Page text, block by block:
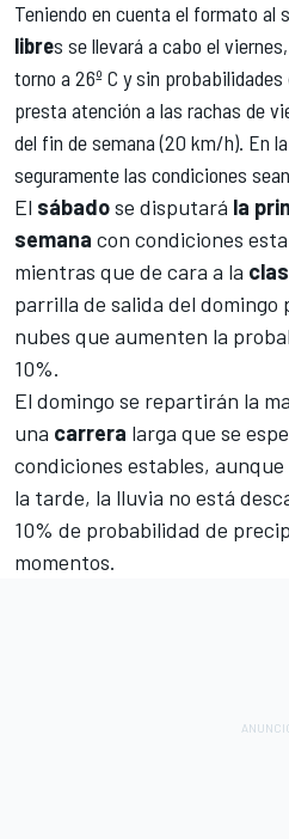
Teniendo en cuenta el formato al
libres se llevará a cabo el
torno a 26º C y sin
presta atención a las rachas de
del fin de semana (20 km/h). En la
seguramente las condiciones
El sábadose disputará la
semana con condiciones
mientras que de cara a la
parrilla de salida del domingo
nubes que aumenten la
10%.
El domingo se repartirán la
una carrera larga que se
condiciones estables,
la tarde, la lluvia no está
10% de probabilidad de
momentos.